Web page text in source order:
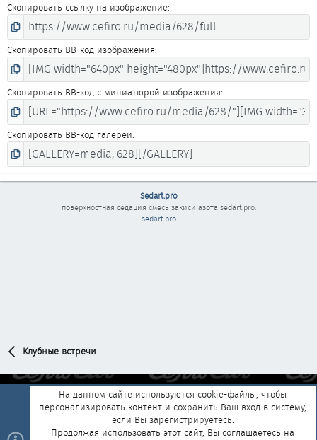
Скопировать ссылку на изображение
Скопировать BB-код изображения
Скопировать BB-код с миниатюрой изображения
Скопировать BB-код галереи
Sedart.pro
поверхностная седация смесь закиси азота sedart.pro.
sedart.pro
Клубные встречи
Обратная связь
Условия и правила
Политика конфиденциальности
Помощь Главная
S
На данном сайте используются cookie-файлы, чтобы
персонализировать контент и сохранить Ваш вход в систему,
если Вы зарегистрируетесь.
Продолжая использовать этот сайт, Вы соглашаетесь на